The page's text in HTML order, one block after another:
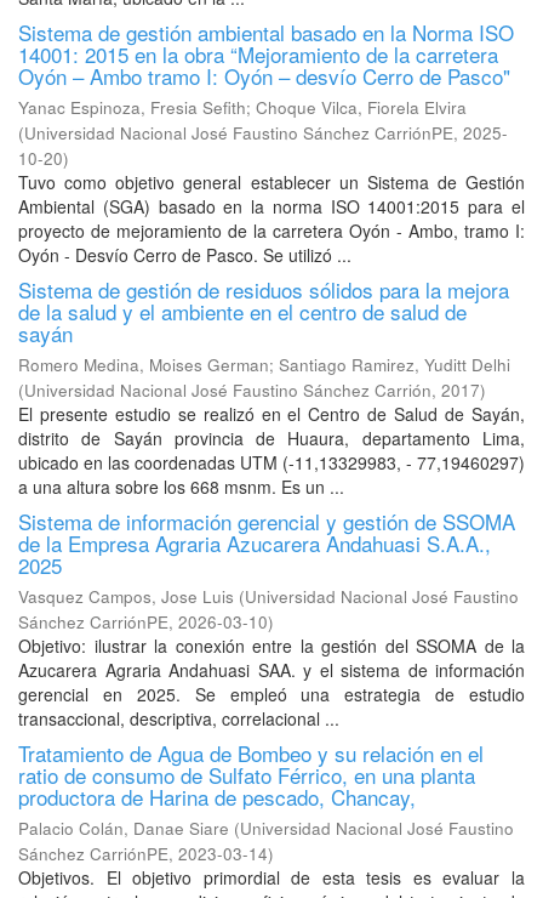
Sistema de gestión ambiental basado en la Norma ISO
14001: 2015 en la obra “Mejoramiento de la carretera
Oyón – Ambo tramo I: Oyón – desvío Cerro de Pasco"
Yanac Espinoza, Fresia Sefith; Choque Vilca, Fiorela Elvira
(Universidad Nacional José Faustino Sánchez CarriónPE, 2025-
10-20)
Tuvo como objetivo general establecer un Sistema de Gestión
Ambiental (SGA) basado en la norma ISO 14001:2015 para el
proyecto de mejoramiento de la carretera Oyón - Ambo, tramo I:
Oyón - Desvío Cerro de Pasco. Se utilizó ...
Sistema de gestión de residuos sólidos para la mejora
de la salud y el ambiente en el centro de salud de
sayán
Romero Medina, Moises German; Santiago Ramirez, Yuditt Delhi
(Universidad Nacional José Faustino Sánchez Carrión, 2017)
El presente estudio se realizó en el Centro de Salud de Sayán,
distrito de Sayán provincia de Huaura, departamento Lima,
ubicado en las coordenadas UTM (-11,13329983, - 77,19460297)
a una altura sobre los 668 msnm. Es un ...
Sistema de información gerencial y gestión de SSOMA
de la Empresa Agraria Azucarera Andahuasi S.A.A.,
2025
Vasquez Campos, Jose Luis (Universidad Nacional José Faustino
Sánchez CarriónPE, 2026-03-10)
Objetivo: ilustrar la conexión entre la gestión del SSOMA de la
Azucarera Agraria Andahuasi SAA. y el sistema de información
gerencial en 2025. Se empleó una estrategia de estudio
transaccional, descriptiva, correlacional ...
Tratamiento de Agua de Bombeo y su relación en el
ratio de consumo de Sulfato Férrico, en una planta
productora de Harina de pescado, Chancay,
Palacio Colán, Danae Siare (Universidad Nacional José Faustino
Sánchez CarriónPE, 2023-03-14)
Objetivos. El objetivo primordial de esta tesis es evaluar la